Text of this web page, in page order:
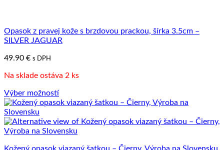
Opasok z pravej kože s brzdovou prackou, šírka 3.5cm –
SILVER JAGUAR
49.90 € s DPH
Na sklade ostáva 2 ks
Výber možností
Tento
produkt
má
viacero